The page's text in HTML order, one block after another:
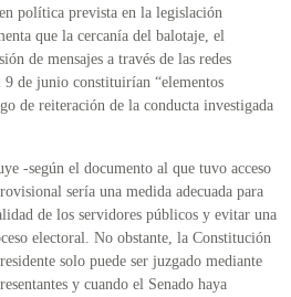
política prevista en la legislación
que la cercanía del balotaje, el
de mensajes a través de las redes
de junio constituirían “elementos
de reiteración de la conducta investigada
-según el documento al que tuvo acceso
sería una medida adecuada para
de los servidores públicos y evitar una
electoral. No obstante, la Constitución
solo puede ser juzgado mediante
y cuando el Senado haya